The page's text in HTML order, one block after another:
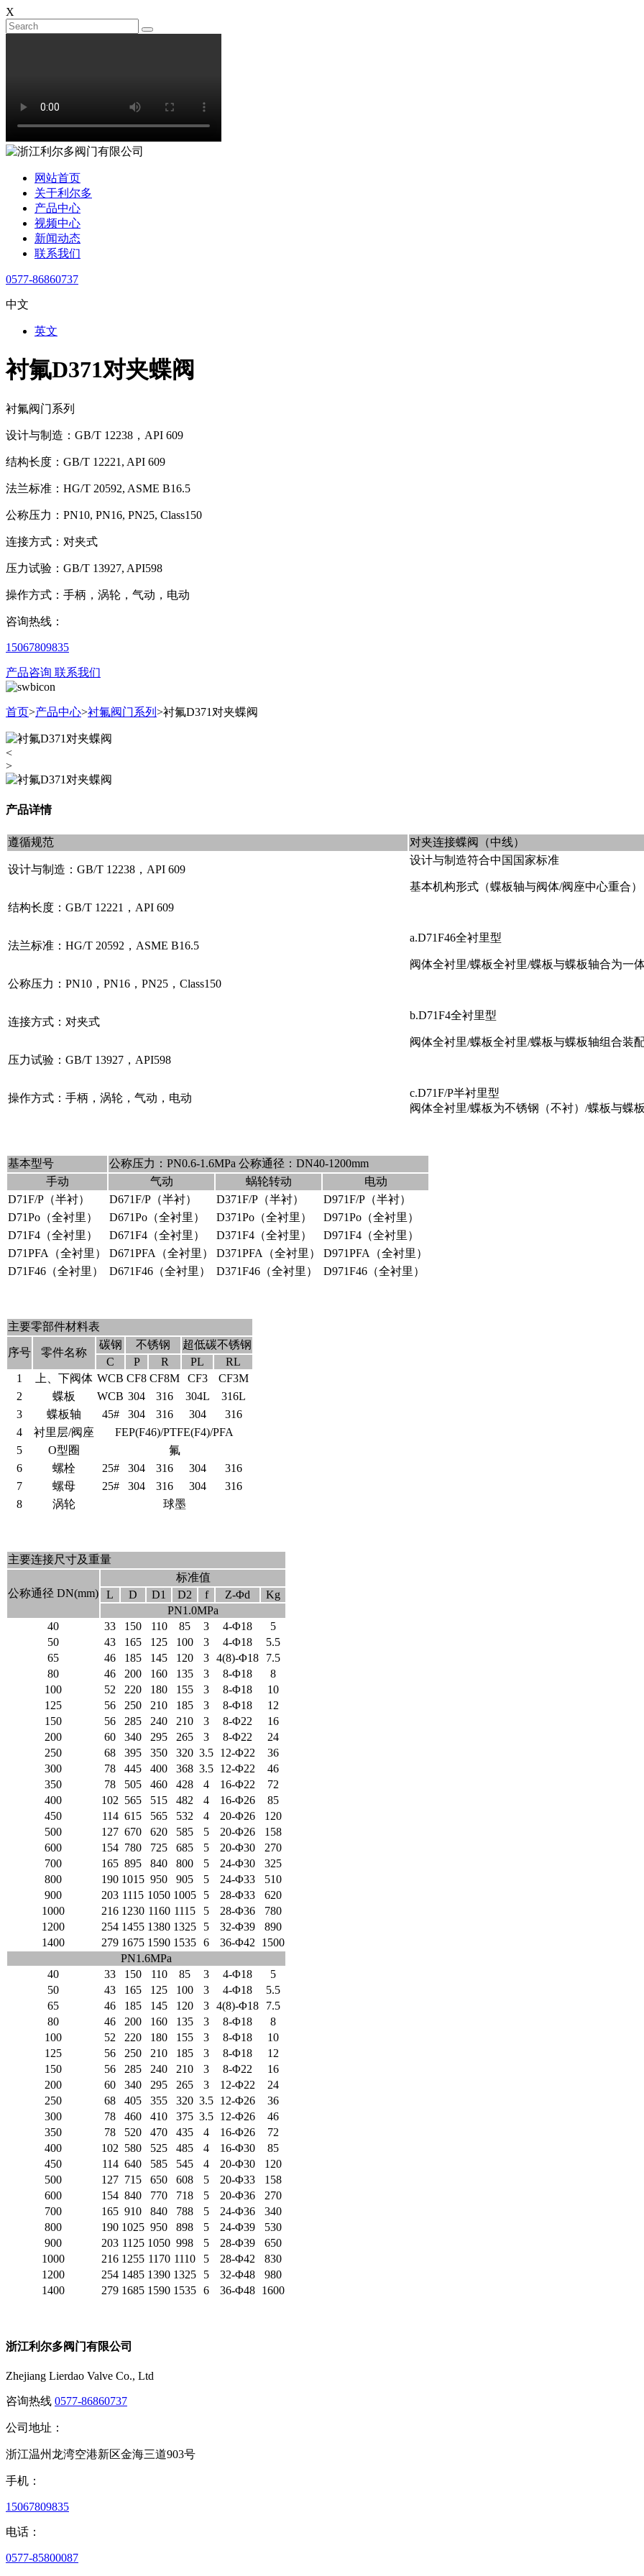
X
网站首页
关于利尔多
产品中心
视频中心
新闻动态
联系我们
0577-86860737
中文
英文
衬氟D371对夹蝶阀
衬氟阀门系列
设计与制造：GB/T 12238，API 609
结构长度：GB/T 12221, API 609
法兰标准：HG/T 20592, ASME B16.5
公称压力：PN10, PN16, PN25, Class150
连接方式：对夹式
压力试验：GB/T 13927, API598
操作方式：手柄，涡轮，气动，电动
咨询热线：
15067809835
产品咨询 联系我们
首页>产品中心>衬氟阀门系列 >衬氟D371对夹蝶阀
<
>
产品详情
遵循规范 对夹连接蝶阀（中线）
设计与制造：GB/T 12238，API 609
设计与制造符合中国国家标准
基本机构形式（蝶板轴与阀体/阀座中心重合）
a.D71F46全衬里型
阀体全衬里/蝶板全衬里/蝶板与蝶板轴合为一
b.D71F4全衬里型
阀体全衬里/蝶板全衬里/蝶板与蝶板轴组合装
c.D71F/P半衬里型
阀体全衬里/蝶板为不锈钢（不衬）/蝶板与蝶
结构长度：GB/T 12221，API 609
法兰标准：HG/T 20592，ASME B16.5
公称压力：PN10，PN16，PN25，Class150
连接方式：对夹式
压力试验：GB/T 13927，API598
操作方式：手柄，涡轮，气动，电动
基本型号
公称压力：PN0.6-1.6MPa 公称通径：DN40-1200mm
手动
气动 蜗轮转动
电动
D71F/P（半衬）
D671F/P（半衬） D371F/P（半衬）
D971F/P（半衬）
D71Po（全衬里）
D671Po（全衬里） D371Po（全衬里）
D971Po（全衬里）
D71F4（全衬里）
D671F4（全衬里） D371F4（全衬里）
D971F4（全衬里）
D71PFA（全衬里）
D671PFA（全衬里） D371PFA（全衬里）
D971PFA（全衬里）
D71F46（全衬里）
D671F46（全衬里） D371F46（全衬里） D971F46（全衬里）
主要零部件材料表
序号 零件名称
碳钢 不锈钢
超低碳不锈钢
C
P R PL
RL
1
上、下阀体 WCB CF8 CF8M CF3
CF3M
2
蝶板 WCB 304 316 304L
316L
3
蝶板轴 45# 304 316 304
316
4
衬里层/阀座
FEP(F46)/PTFE(F4)/PFA
5
O型圈
氟
6
螺栓 25# 304 316 304
316
7
螺母 25# 304 316 304
316
8
涡轮 球墨
主要连接尺寸及重量
公称通径 DN(mm)
标准值
L
D D1 D2 f Z-Φd
Kg
PN1.0MPa
40
33 150 110 85 3 4-Φ18
5
50
43 165 125 100 3 4-Φ18
5.5
65
46 185 145 120 3 4(8)-Φ18
7.5
80
46 200 160 135 3 8-Φ18
8
100
52 220 180 155 3 8-Φ18
10
125
56 250 210 185 3 8-Φ18
12
150
56 285 240 210 3 8-Φ22
16
200
60 340 295 265 3 8-Φ22
24
250
68 395 350 320 3.5 12-Φ22
36
300
78 445 400 368 3.5 12-Φ22
46
350
78 505 460 428 4 16-Φ22
72
400
102 565 515 482 4 16-Φ26
85
450
114 615 565 532 4 20-Φ26
120
500
127 670 620 585 5 20-Φ26
158
600
154 780 725 685 5 20-Φ30
270
700
165 895 840 800 5 24-Φ30
325
800
190 1015 950 905 5 24-Φ33
510
900
203 1115 1050 1005 5 28-Φ33
620
1000
216 1230 1160 1115 5 28-Φ36
780
1200
254 1455 1380 1325 5 32-Φ39
890
1400
279 1675 1590 1535 6 36-Φ42 1500
PN1.6MPa
40
33 150 110 85 3 4-Φ18
5
50
43 165 125 100 3 4-Φ18
5.5
65
46 185 145 120 3 4(8)-Φ18
7.5
80
46 200 160 135 3 8-Φ18
8
100
52 220 180 155 3 8-Φ18
10
125
56 250 210 185 3 8-Φ18
12
150
56 285 240 210 3 8-Φ22
16
200
60 340 295 265 3 12-Φ22
24
250
68 405 355 320 3.5 12-Φ26
36
300
78 460 410 375 3.5 12-Φ26
46
350
78 520 470 435 4 16-Φ26
72
400
102 580 525 485 4 16-Φ30
85
450
114 640 585 545 4 20-Φ30
120
500
127 715 650 608 5 20-Φ33
158
600
154 840 770 718 5 20-Φ36
270
700
165 910 840 788 5 24-Φ36
340
800
190 1025 950 898 5 24-Φ39
530
900
203 1125 1050 998 5 28-Φ39
650
1000
216 1255 1170 1110 5 28-Φ42
830
1200
254 1485 1390 1325 5 32-Φ48
980
1400
279 1685 1590 1535 6 36-Φ48 1600
浙江利尔多阀门有限公司
Zhejiang Lierdao Valve Co., Ltd
咨询热线 0577-86860737
公司地址：
浙江温州龙湾空港新区金海三道903号
手机：
15067809835
电话：
0577-85800087